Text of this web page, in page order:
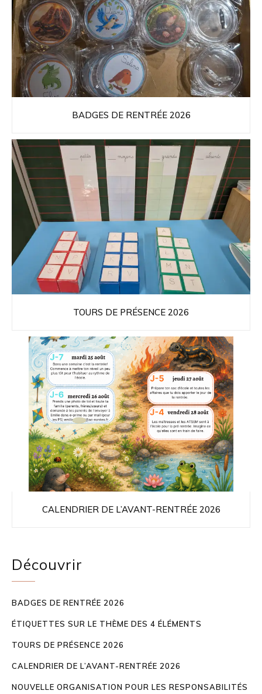
BADGES DE RENTRÉE 2026
TOURS DE PRÉSENCE 2026
CALENDRIER DE L’AVANT-RENTRÉE 2026
Découvrir
BADGES DE RENTRÉE 2026
ÉTIQUETTES SUR LE THÈME DES 4 ÉLÉMENTS
TOURS DE PRÉSENCE 2026
CALENDRIER DE L’AVANT-RENTRÉE 2026
NOUVELLE ORGANISATION POUR LES RESPONSABILITÉS